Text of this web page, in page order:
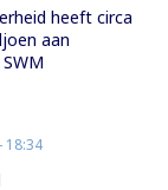
heeft circa
aan
18:34